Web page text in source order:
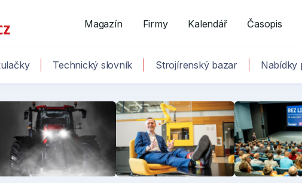
Magazín Firmy Kalendář Časopis
Technický slovník Strojírenský bazar Nabídky